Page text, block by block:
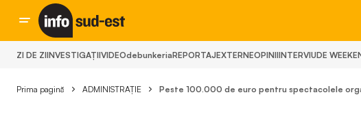
ZI DE ZIINVESTIGAȚIIVIDEOdebunkeriaREPORTAJEXTERNEOPINIIINTERVIUDE
Prima pagină ADMINISTRAȚIE Peste 100.000 de euro pentru spectacolele